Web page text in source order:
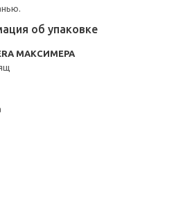
об упаковке
МАКСИМЕРА